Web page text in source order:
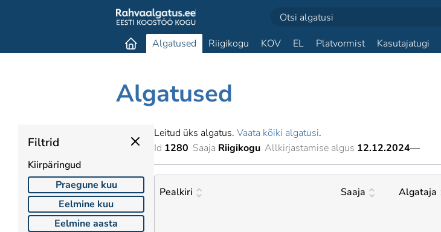
Algatused Riigikogu KOV EL Platvormist Kasutajatugi
Algatused
Filtrid
Kiirpäringud
Praegune kuu
Eelmine kuu
Eelmine aasta
Leitud üks algatus. Vaata kõiki algatusi.
Id 1280 Saaja Riigikogu Allkirjastamise algus 12.12.2024—
Pealkiri Saaja Algataja